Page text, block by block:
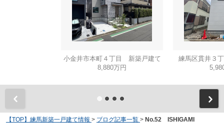
小金井市本町４丁目 新築戸建て
8,880万円
練馬区貫井３
【TOP】練馬新築一戸建て情報 > ブログ記事一覧 > No.52 ISHIGAMI